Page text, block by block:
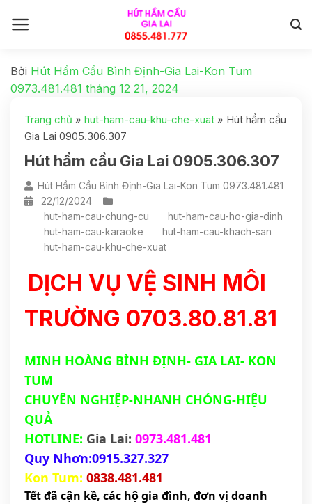
Bởi Hút Hầm Cầu Bình Định-Gia Lai-Kon Tum
0973.481.481 tháng 12 21, 2024
Trang chủ » hut-ham-cau-khu-che-xuat » Hút hầm cầu
Gia Lai 0905.306.307
Hút hầm cầu Gia Lai 0905.306.307
Hút Hầm Cầu Bình Định-Gia Lai-Kon Tum 0973.481.481
22/12/2024
hut-ham-cau-chung-cu
hut-ham-cau-ho-gia-dinh
hut-ham-cau-karaoke
hut-ham-cau-khach-san
hut-ham-cau-khu-che-xuat
DỊCH VỤ VỆ SINH MÔI
TRƯỜNG 0703.80.81.81
MINH HOÀNG BÌNH ĐỊNH- GIA LAI- KON
TUM
CHUYÊN NGHIỆP-NHANH CHÓNG-HIỆU
QUẢ
HOTLINE: Gia Lai: 0973.481.481
Quy Nhơn:0915.327.327
Kon Tum: 0838.481.481
Tết đã cận kề, các hộ gia đình, đơn vị doanh